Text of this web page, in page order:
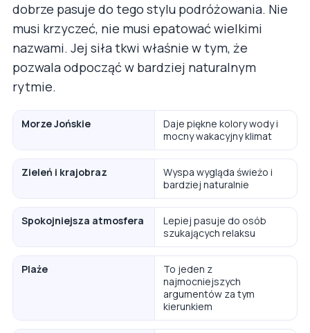
dobrze pasuje do tego stylu podróżowania. Nie
musi krzyczeć, nie musi epatować wielkimi
nazwami. Jej siła tkwi właśnie w tym, że
pozwala odpocząć w bardziej naturalnym
rytmie.
Morze Jońskie
Daje piękne kolory wody i
mocny wakacyjny klimat
Zieleń i krajobraz
Wyspa wygląda świeżo i
bardziej naturalnie
Spokojniejsza atmosfera
Lepiej pasuje do osób
szukających relaksu
Plaże
To jeden z
najmocniejszych
argumentów za tym
kierunkiem